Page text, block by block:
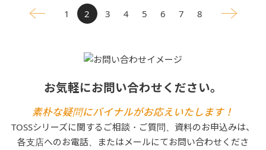
1 2 3 4 5 6 7 8
お気軽にお問い合わせください。
素朴な疑問にバイナルがお応えいたします！
TOSSシリーズに関するご相談・ご質問、資料のお申込みは、
各支店へのお電話、またはメールにてお問い合わせくださ